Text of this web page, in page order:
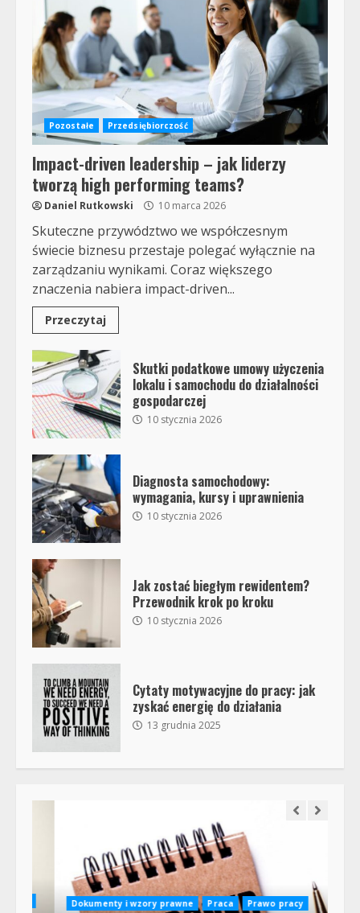
Pozostałe Przedsiębiorczość
Impact-driven leadership – jak liderzy
tworzą high performing teams?
Daniel Rutkowski 10 marca 2026
Skuteczne przywództwo we współczesnym
świecie biznesu przestaje polegać wyłącznie na
zarządzaniu wynikami. Coraz większego
znaczenia nabiera impact-driven...
Przeczytaj
Skutki podatkowe umowy użyczenia
lokalu i samochodu do działalności
gospodarczej
10 stycznia 2026
Diagnosta samochodowy:
wymagania, kursy i uprawnienia
10 stycznia 2026
Jak zostać biegłym rewidentem?
Przewodnik krok po kroku
10 stycznia 2026
Cytaty motywacyjne do pracy: jak
zyskać energię do działania
13 grudnia 2025
Dokumenty i wzory prawne Praca
Prawo pracy